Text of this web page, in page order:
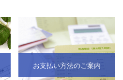
お支払い方法のご案内